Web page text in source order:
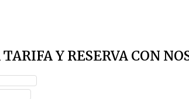
Y RESERVA CON